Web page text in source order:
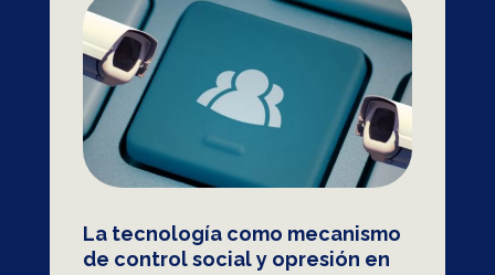
La tecnología como mecanismo
de control social y opresión en